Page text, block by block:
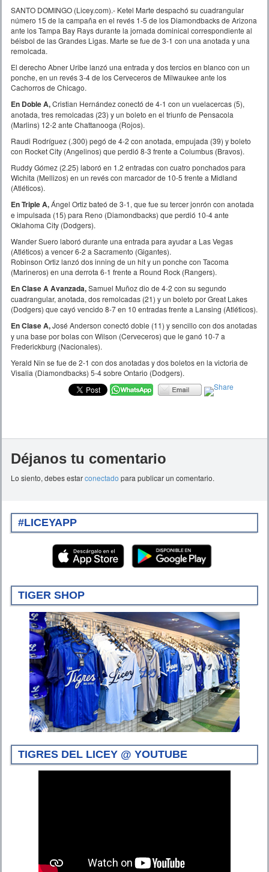
SANTO DOMINGO (Licey.com).- Ketel Marte despachó su cuadrangular
número 15 de la campaña en el revés 1-5 de los Diamondbacks de Arizona
ante los Tampa Bay Rays durante la jornada dominical correspondiente al
béisbol de las Grandes Ligas. Marte se fue de 3-1 con una anotada y una
remolcada.
El derecho Abner Uribe lanzó una entrada y dos tercios en blanco con un
ponche, en un revés 3-4 de los Cerveceros de Milwaukee ante los
Cachorros de Chicago.
En Doble A,Cristian Hernández conectó de 4-1 con un vuelacercas (5),
anotada, tres remolcadas (23) y un boleto en el triunfo de Pensacola
(Marlins) 12-2 ante Chattanooga (Rojos).
Raudi Rodríguez (.300) pegó de 4-2 con anotada, empujada (39) y boleto
con Rocket City (Angelinos) que perdió 8-3 frente a Columbus (Bravos).
Ruddy Gómez (2.25) laboró en 1.2 entradas con cuatro ponchados para
Wichita (Mellizos) en un revés con marcador de 10-5 frente a Midland
(Atléticos).
En Triple A,Ángel Ortiz bateó de 3-1, que fue su tercer jonrón con anotada
e impulsada (15) para Reno (Diamondbacks) que perdió 10-4 ante
Oklahoma City (Dodgers).
Wander Suero laboró durante una entrada para ayudar a Las Vegas
(Atléticos) a vencer 6-2 a Sacramento (Gigantes).
Robinson Ortiz lanzó dos inning de un hit y un ponche con Tacoma
(Marineros) en una derrota 6-1 frente a Round Rock (Rangers).
En Clase A Avanzada,Samuel Muñoz dio de 4-2 con su segundo
cuadrangular, anotada, dos remolcadas (21) y un boleto por Great Lakes
(Dodgers) que cayó vencido 8-7 en 10 entradas frente a Lansing (Atléticos).
En Clase A,José Anderson conectó doble (11) y sencillo con dos anotadas
y una base por bolas con Wilson (Cerveceros) que le ganó 10-7 a
Frederickburg (Nacionales).
Yerald Nin se fue de 2-1 con dos anotadas y dos boletos en la victoria de
Visalia (Diamondbacks) 5-4 sobre Ontario (Dodgers).
Déjanos tu comentario
Lo siento, debes estarconectado para publicar un comentario.
#LICEYAPP
TIGER SHOP
TIGRES DEL LICEY @ YOUTUBE